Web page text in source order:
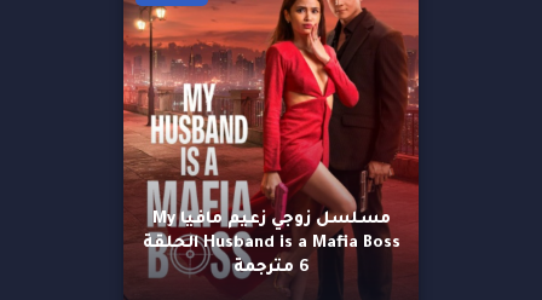
مسلسل زوجي زعيم مافيا My
Husband is a Mafia Boss الحلقة
6 مترجمة